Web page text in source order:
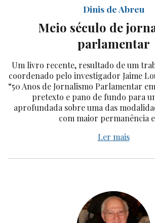
Dinis de Abreu
Meio século de
parlamentar
Um livro recente, resultado de um
coordenado pelo investigador Jaime
“50 Anos de Jornalismo Parlamentar
pretexto e pano de fundo para
aprofundada sobre uma das
com maior permanência
Ler mais